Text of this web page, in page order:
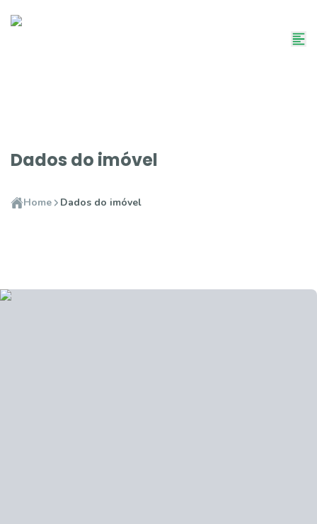
Dados do imóvel
Home Dados do imóvel